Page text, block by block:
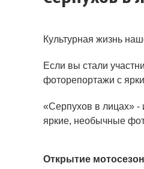
Культурная жизнь
Если вы стали
фоторепортажи с
«Серпухов в лицах» -
яркие, необычные
Открытие